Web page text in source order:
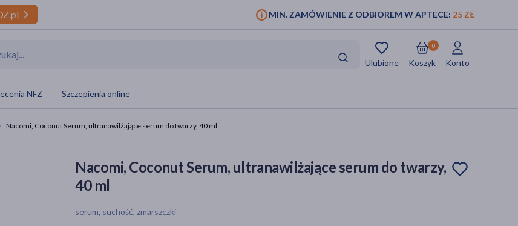
MIN. ZAMÓWIENIE Z ODBIOREM W APTECE: 25 ZŁ
Ulubione Koszyk
0
Konto
NFZ Szczepienia online
Nacomi, Coconut Serum, ultranawilżające serum do twarzy, 40 ml
Nacomi, Coconut Serum, ultranawilżające serum do twarzy,
40 ml
serum, suchość, zmarszczki